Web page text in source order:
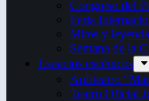
Congreso del
Feria
Mitos y
Semana de la
Espacios escénicos
Anfiteatro
Teatro Oficial